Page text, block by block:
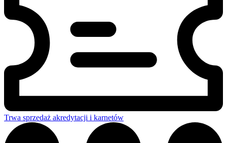
Trwa sprzedaż akredytacji i karnetów